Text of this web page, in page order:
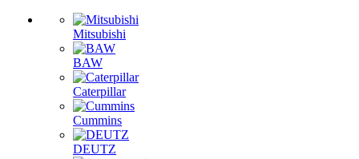
Mitsubishi
BAW
Caterpillar
Cummins
DEUTZ